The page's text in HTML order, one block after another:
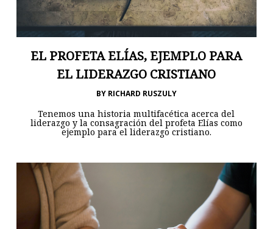
EL PROFETA ELÍAS, EJEMPLO PARA
EL LIDERAZGO CRISTIANO
BY RICHARD RUSZULY
Tenemos una historia multifacética acerca del
liderazgo y la consagración del profeta Elías como
ejemplo para el liderazgo cristiano.